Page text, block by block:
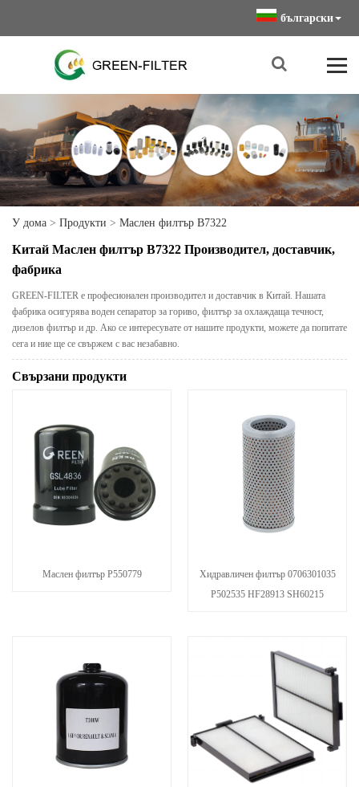
български
У дома > Продукти > Маслен филтър B7322
Китай Маслен филтър B7322 Производител, доставчик,
фабрика
GREEN-FILTER е професионален производител и доставчик в Китай. Нашата
фабрика осигурява воден сепаратор за гориво, филтър за охлаждаща течност,
дизелов филтър и др. Ако се интересувате от нашите продукти, можете да попитате
сега и ние ще се свържем с вас незабавно.
Свързани продукти
Маслен филтър P550779
Хидравличен филтър 0706301035
P502535 HF28913 SH60215